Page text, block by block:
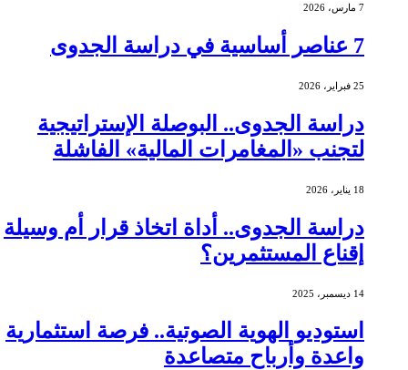
7 مارس، 2026
7 عناصر أساسية في دراسة الجدوى
25 فبراير، 2026
دراسة الجدوى.. البوصلة الإستراتيجية
لتجنب «المغامرات المالية» الفاشلة
18 يناير، 2026
دراسة الجدوى.. أداة اتخاذ قرار أم وسيلة
إقناع المستثمرين؟
14 ديسمبر، 2025
استوديو الهوية الصوتية.. فرصة استثمارية
واعدة وأرباح متصاعدة